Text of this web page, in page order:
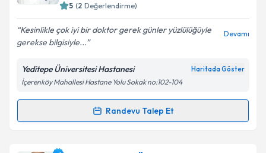
Kişisel verilerimin işlenmesine ilişkin
Aydınlatma
Metni'ni okudum ve kişisel verilerimin belirtilen
kapsamda işlenmesini kabul ediyorum.
5 (2 Değerlendirme)
Kesinlikle çok iyi bir doktor gerek günler yüzlülüğüyle
gerekse bilgisiyle...
Devamı
Yeditepe Üniversitesi Hastanesi Haritada Göster
İçerenköy Mahallesi Hastane Yolu Sokak no:102-104
Randevu Talep Et
Randevu Takvimi Talebi